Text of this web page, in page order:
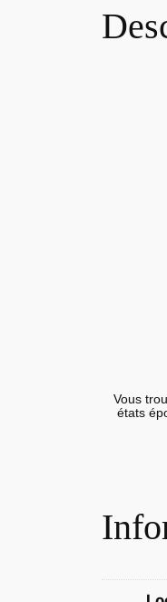
Vous
états